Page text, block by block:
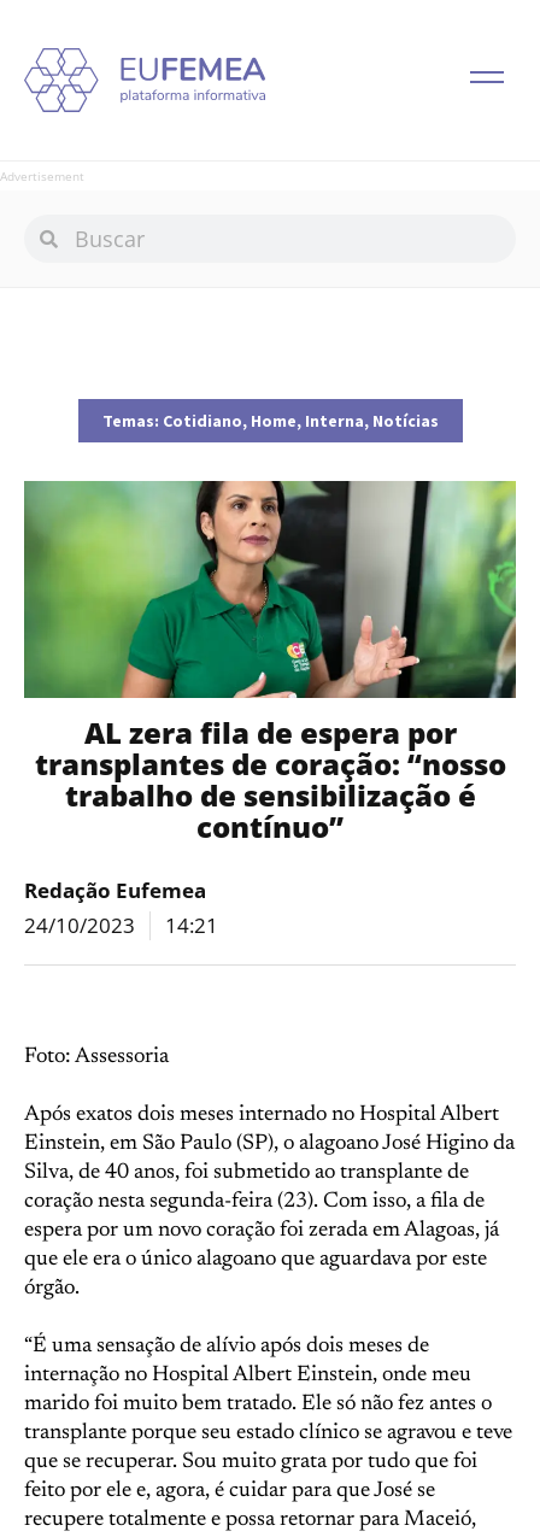
Advertisement
Temas: Cotidiano, Home, Interna, Notícias
AL zera fila de espera por
transplantes de coração: “nosso
trabalho de sensibilização é
contínuo”
Redação Eufemea
24/10/2023
14:21
Foto: Assessoria
Após exatos dois meses internado no Hospital Albert
Einstein, em São Paulo (SP), o alagoano José Higino da
Silva, de 40 anos, foi submetido ao transplante de
coração nesta segunda-feira (23). Com isso, a fila de
espera por um novo coração foi zerada em Alagoas, já
que ele era o único alagoano que aguardava por este
órgão.
“É uma sensação de alívio após dois meses de
internação no Hospital Albert Einstein, onde meu
marido foi muito bem tratado. Ele só não fez antes o
transplante porque seu estado clínico se agravou e teve
que se recuperar. Sou muito grata por tudo que foi
feito por ele e, agora, é cuidar para que José se
recupere totalmente e possa retornar para Maceió,